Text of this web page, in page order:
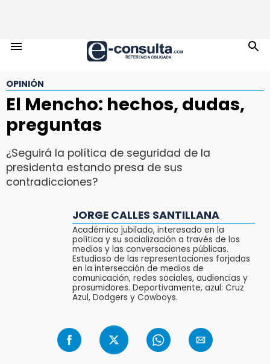
OPINIÓN
El Mencho: hechos, dudas,
preguntas
¿Seguirá la política de seguridad de la
presidenta estando presa de sus
contradicciones?
JORGE CALLES SANTILLANA
Académico jubilado, interesado en la
política y su socialización a través de los
medios y las conversaciones públicas.
Estudioso de las representaciones forjadas
en la intersección de medios de
comunicación, redes sociales, audiencias y
prosumidores. Deportivamente, azul: Cruz
Azul, Dodgers y Cowboys.